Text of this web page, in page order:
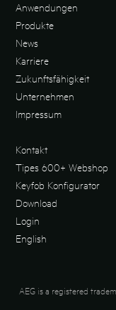
Anwendungen
Produkte
News
Karriere
Zukunftsfähigkeit
Unternehmen
Impressum
Kontakt
Tipes 600+ Webshop
Keyfob Konfigurator
Download
Login
English
AEG is a registered